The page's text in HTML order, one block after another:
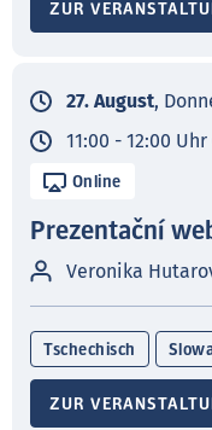
ZUR
27. August,
11:00 - 12:00 Uhr
Online
Prezentační
Veronika
Tschechisch
ZUR